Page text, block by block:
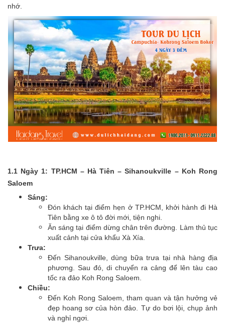
nhớ.
1.1 Ngày 1: TP.HCM – Hà Tiên – Sihanoukville – Koh Rong
Saloem
Sáng:
Đón khách tại điểm hẹn ở TP.HCM, khởi hành đi Hà
Tiên bằng xe ô tô đời mới, tiện nghi.
Ăn sáng tại điểm dừng chân trên đường. Làm thủ tục
xuất cảnh tại cửa khẩu Xà Xía.
Trưa:
Đến Sihanoukville, dùng bữa trưa tại nhà hàng địa
phương. Sau đó, di chuyển ra cảng để lên tàu cao
tốc ra đảo Koh Rong Saloem.
Chiều:
Đến Koh Rong Saloem, tham quan và tận hưởng vẻ
đẹp hoang sơ của hòn đảo. Tự do bơi lội, chụp ảnh
và nghỉ ngơi.